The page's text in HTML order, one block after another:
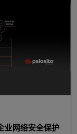
业网络安全保护